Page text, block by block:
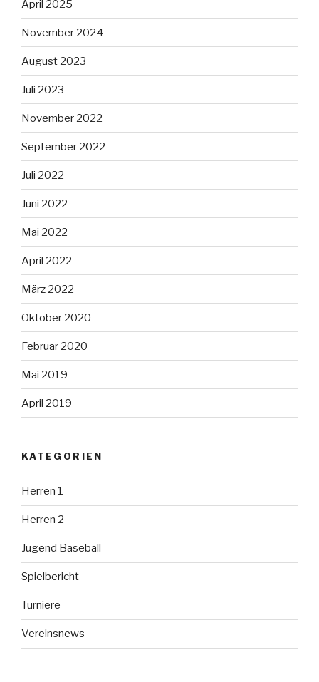
April 2025
November 2024
August 2023
Juli 2023
November 2022
September 2022
Juli 2022
Juni 2022
Mai 2022
April 2022
März 2022
Oktober 2020
Februar 2020
Mai 2019
April 2019
KATEGORIEN
Herren 1
Herren 2
Jugend Baseball
Spielbericht
Turniere
Vereinsnews